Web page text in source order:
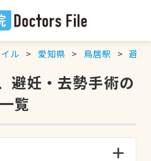
ル 愛知県 鳥居駅 避妊
避妊・去勢手術の
覧